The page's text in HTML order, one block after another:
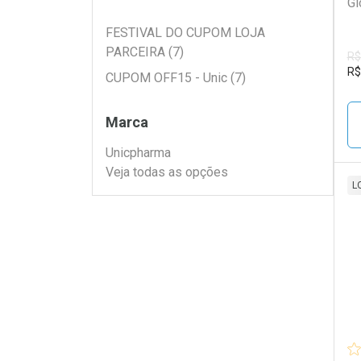
R$
Filtros
FESTIVAL DO CUPOM LOJA
PARCEIRA (7)
CUPOM OFF15 - Unic (7)
Marca
Unicpharma
Veja todas as opções